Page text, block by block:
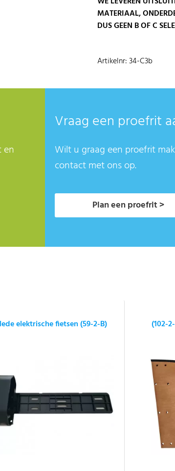
MATERIAAL,
DUS GEEN B OF C
Artikelnr: 34-C3b
en
Vraag een proefrit
Wilt u graag een proefrit
contact met ons op.
Plan een proefrit >
elektrische fietsen (59-2-B)
(102-